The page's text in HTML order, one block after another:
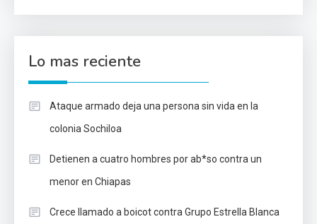
Lo mas reciente
Ataque armado deja una persona sin vida en la
colonia Sochiloa
Detienen a cuatro hombres por ab*so contra un
menor en Chiapas
Crece llamado a boicot contra Grupo Estrella Blanca